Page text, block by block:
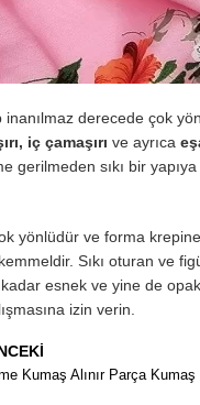
derecede çok
iç çamaşırı ve ayrıca
gerilmeden sıkı bir
yönlüdür ve forma
Sıkı oturan ve
esnek ve yine de
izin verin.
Kumaş Alınır Parça Kumaş